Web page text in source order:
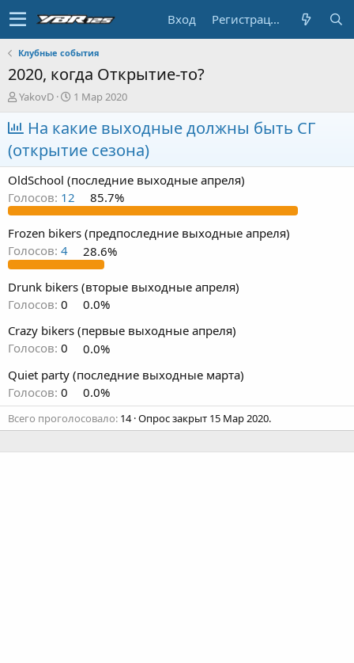
Вход Регистрация
Клубные события
2020, когда Открытие-то?
А
в
т
о
р
т
е
м
ы
YakovD
Д
а
т
а
н
а
ч
а
л
1 Мар 2020
На какие выходные должны быть СГ
(открытие сезона)
OldSchool (последние выходные апреля)
Голосов: 12 85.7%
Frozen bikers (предпоследние выходные апреля)
Голосов: 4 28.6%
Drunk bikers (вторые выходные апреля)
Голосов: 0
0.0%
Crazy bikers (первые выходные апреля)
Голосов: 0
0.0%
Quiet party (последние выходные марта)
Голосов: 0 0.0%
Всего проголосовало 14 Опрос закрыт 15 Мар 2020.